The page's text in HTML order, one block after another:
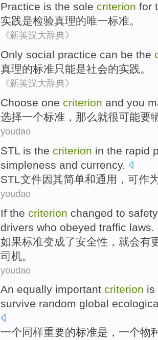
Practice is the sole criterion for
实践是检验真理的唯一标准。
《新英汉大辞典》
Only social practice can be the
真理的标准只能是社会的实践。
《新英汉大辞典》
Choose one criterion and you
选择一个标准 ， 那么就很可能要
youdao
STL is the criterion in the rapid
simpleness and currency.
STL文件因其简单和通用，可作
youdao
If the criterion changed to safety
drivers who obeyed traffic laws
如果标准变成了安全性 ， 就会有
司机。
youdao
An equally important criterion is
survive random global
一个同样重要的标准是 ， 一个物